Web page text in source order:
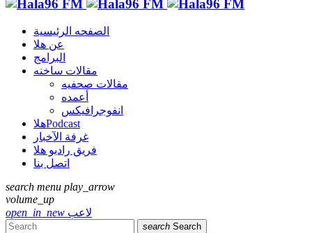
الصفحه الرئيسية
عن هلا
البرامج
مقالات ساخنه
مقالات صحفيه
أعمده
انفوجرافيكس
هلاPodcast
غرفة الآخبار
فريق راديو هلا
اتصل بنا
search menu play_arrow
volume_up
open_in_new لاعب
search Search